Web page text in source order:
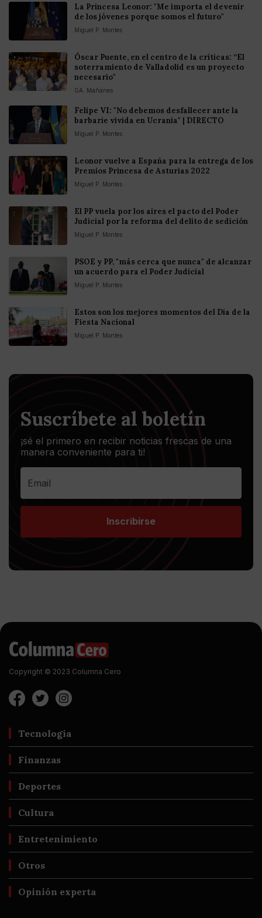
La Princesa Leonor: "Me importa el devenir
de los jóvenes porque somos el futuro"
Miguel P. Montes
Óscar Puente, en el centro de la críticas: “El
soterramiento de Valladolid es un proyecto
necesario"
GA. Mañanes
Felipe VI: "No debemos desfallecer ante la
barbarie vivida en Ucrania" | DIRECTO
Miguel P. Montes
Leonor vuelve a España para la entrega de los
Premios Princesa de Asturias 2022
Miguel P. Montes
El PP vuela por los aires el pacto del Poder
Judicial por la reforma del delito de sedición
Miguel P. Montes
PSOE y PP, "más cerca que nunca" de alcanzar
un acuerdo para el Poder Judicial
Miguel P. Montes
Estos son los mejores momentos del Día de la
Fiesta Nacional
Miguel P. Montes
Suscríbete al boletín
¡sé el primero en recibir noticias frescas de una
manera conveniente para ti!
Inscribirse
Copyright © 2023 Columna Cero
Tecnología
Finanzas
Deportes
Cultura
Entretenimiento
Otros
Opinión experta